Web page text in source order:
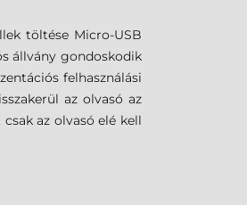
töltése Micro-USB
állvány gondoskodik
felhasználási
az olvasó az
az olvasó elé kell